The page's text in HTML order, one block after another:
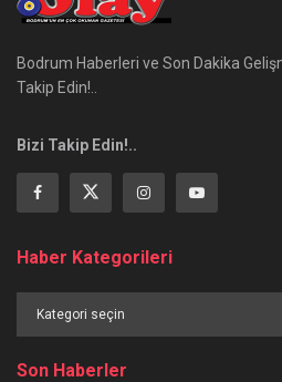
Bodrum Haberleri ve Son Dakika
Takip Edin!..
Bizi Takip Edin!..
Haber Kategorileri
Kategorileri
Son Haberler